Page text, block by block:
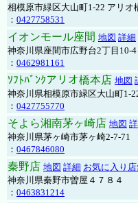
相模原市緑区大山町1-22 アリオ
： 0427758531
イオンモール座間 地図 詳細
神奈川県座間市広野台2丁目
： 0462981161
ｿﾌﾄﾊﾞﾝｸアリオ橋本店 地図
神奈川県相模原市緑区大山町1-
： 0427755770
そよら湘南茅ヶ崎店 地図
神奈川県茅ヶ崎市茅ヶ崎
： 0467846080
秦野店 地図 詳細 お気に入り
神奈川県秦野市曽屋４７８４
： 0463831214